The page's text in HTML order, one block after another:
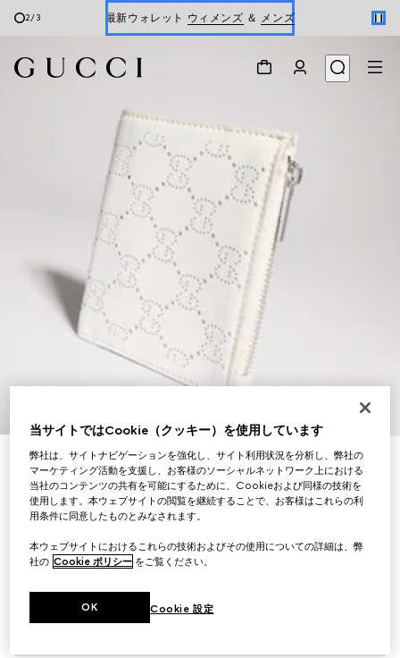
2/3 最新ウォレット ウィメンズ ＆ メンズ
/4
パーフォレイテッド GG スモール ウォレット
￥99,000
（税込）
バリエーション ホワイト GGレザー
当サイトではCookie（クッキー）を使用しています
弊社は、サイトナビゲーションを強化し、サイト利用状況を分析し、弊社の
マーケティング活動を支援し、お客様のソーシャルネットワーク上における
当社のコンテンツの共有を可能にするために、Cookieおよび同様の技術を
使用します。本ウェブサイトの閲覧を継続することで、お客様はこれらの利
用条件に同意したものとみなされます。
本ウェブサイトにおけるこれらの技術およびその使用についての詳細は、弊
社の Cookie ポリシー をご覧ください。
Cookie 設定
OK